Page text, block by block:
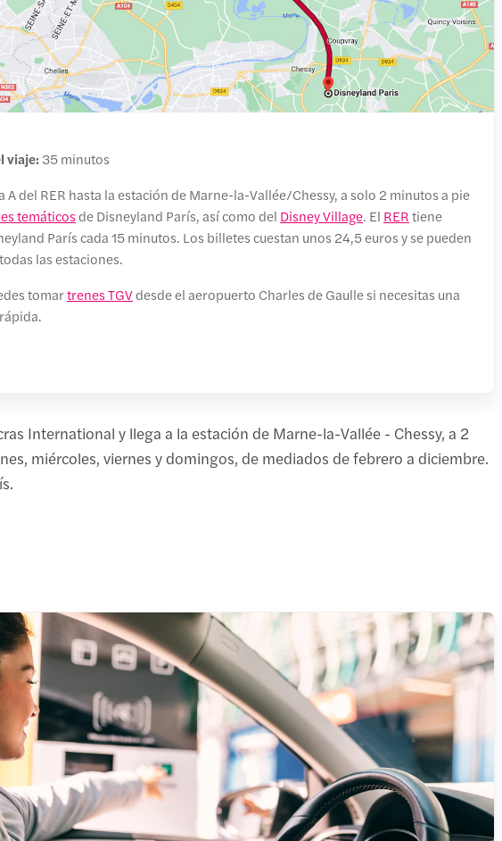
viaje: 35 minutos
A del RER hasta la estación de Marne-la-Vallée/Chessy, a solo 2 minutos a pie
temáticosde Disneyland París, así como del Disney Village. El RERtiene
París cada 15 minutos. Los billetes cuestan unos 24,5 euros y se pueden
las estaciones.
tomartrenes TGVdesde el aeropuerto Charles de Gaulle si necesitas una
International y llega a la estación de Marne-la-Vallée - Chessy, a 2
miércoles, viernes y domingos, de mediados de febrero a diciembre.